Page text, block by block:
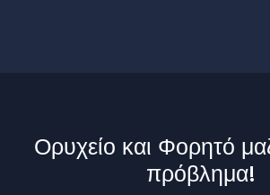
Ορυχείο και Φορητό
πρόβλημα!